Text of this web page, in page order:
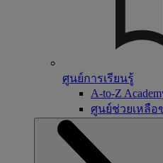
ศูนย์การเรียนรู้
A-to-Z
ศูนย์ช่วยเหลือ